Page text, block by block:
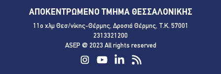
ΑΠΟΚΕΝΤΡΩΜΕΝΟ ΤΜΗΜΑ ΘΕΣΣΑΛΟΝΙΚΗΣ
11ο χλμ Θεσ/νίκης-Θέρμης, Δροσιά Θέρμης, Τ.Κ. 57001
2313321200
ASEP @ 2023 All rights reserved